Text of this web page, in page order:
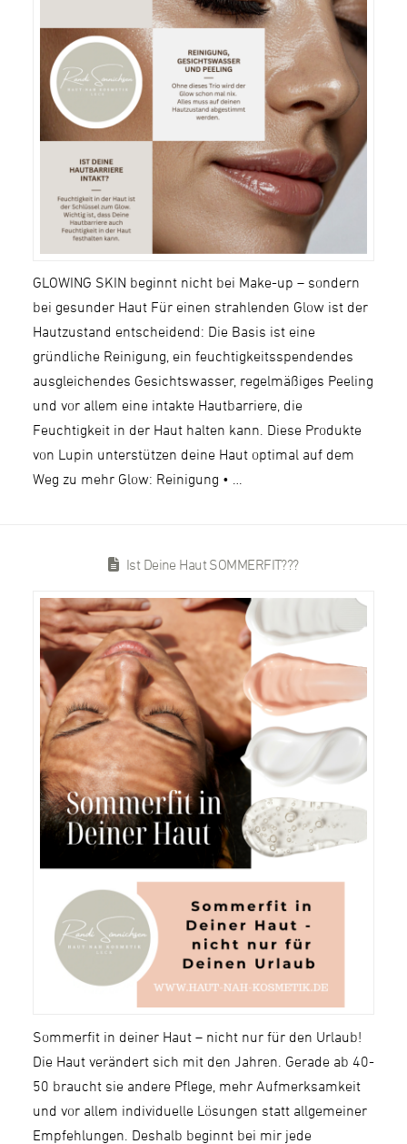
GLOWING SKIN beginnt nicht bei Make-up – sondern
bei gesunder Haut Für einen strahlenden Glow ist der
Hautzustand entscheidend: Die Basis ist eine
gründliche Reinigung, ein feuchtigkeitsspendendes
ausgleichendes Gesichtswasser, regelmäßiges Peeling
und vor allem eine intakte Hautbarriere, die
Feuchtigkeit in der Haut halten kann. Diese Produkte
von Lupin unterstützen deine Haut optimal auf dem
Weg zu mehr Glow: Reinigung • …
Ist Deine Haut SOMMERFIT???
Sommerfit in deiner Haut – nicht nur für den Urlaub!
Die Haut verändert sich mit den Jahren. Gerade ab 40-
50 braucht sie andere Pflege, mehr Aufmerksamkeit
und vor allem individuelle Lösungen statt allgemeiner
Empfehlungen. Deshalb beginnt bei mir jede